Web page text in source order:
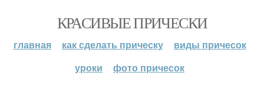
КРАСИВЫЕ ПРИЧЕСКИ
главная как сделать прическу
виды причесок
уроки
фото причесок